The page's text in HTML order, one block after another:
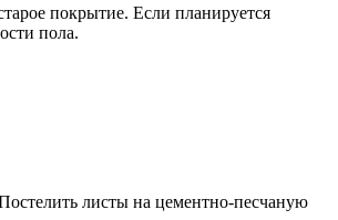
покрытие. Если планируется
пола.
листы на цементно-песчаную